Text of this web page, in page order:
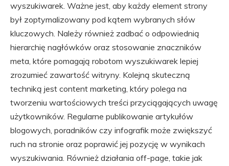
wyszukiwarek. Ważne jest, aby każdy element strony
był zoptymalizowany pod kątem wybranych słów
kluczowych. Należy również zadbać o odpowiednią
hierarchię nagłówków oraz stosowanie znaczników
meta, które pomagają robotom wyszukiwarek lepiej
zrozumieć zawartość witryny. Kolejną skuteczną
techniką jest content marketing, który polega na
tworzeniu wartościowych treści przyciągających uwagę
użytkowników. Regularne publikowanie artykułów
blogowych, poradników czy infografik może zwiększyć
ruch na stronie oraz poprawić jej pozycję w wynikach
wyszukiwania. Również działania off-page, takie jak